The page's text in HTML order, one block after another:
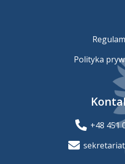
Polityka
+48 451